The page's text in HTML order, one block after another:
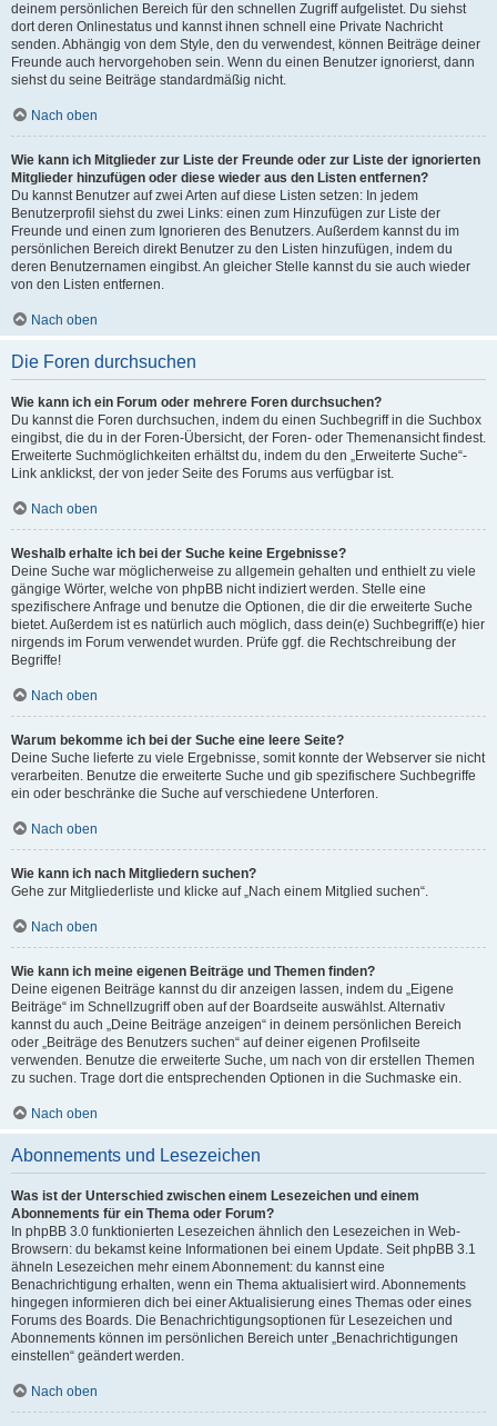
deinem persönlichen Bereich für den schnellen Zugriff aufgelistet. Du siehst
dort deren Onlinestatus und kannst ihnen schnell eine Private Nachricht
senden. Abhängig von dem Style, den du verwendest, können Beiträge deiner
Freunde auch hervorgehoben sein. Wenn du einen Benutzer ignorierst, dann
siehst du seine Beiträge standardmäßig nicht.
Nach oben
Wie kann ich Mitglieder zur Liste der Freunde oder zur Liste der ignorierten
Mitglieder hinzufügen oder diese wieder aus den Listen entfernen?
Du kannst Benutzer auf zwei Arten auf diese Listen setzen: In jedem
Benutzerprofil siehst du zwei Links: einen zum Hinzufügen zur Liste der
Freunde und einen zum Ignorieren des Benutzers. Außerdem kannst du im
persönlichen Bereich direkt Benutzer zu den Listen hinzufügen, indem du
deren Benutzernamen eingibst. An gleicher Stelle kannst du sie auch wieder
von den Listen entfernen.
Nach oben
Die Foren durchsuchen
Wie kann ich ein Forum oder mehrere Foren durchsuchen?
Du kannst die Foren durchsuchen, indem du einen Suchbegriff in die Suchbox
eingibst, die du in der Foren-Übersicht, der Foren- oder Themenansicht findest.
Erweiterte Suchmöglichkeiten erhältst du, indem du den „Erweiterte Suche“-
Link anklickst, der von jeder Seite des Forums aus verfügbar ist.
Nach oben
Weshalb erhalte ich bei der Suche keine Ergebnisse?
Deine Suche war möglicherweise zu allgemein gehalten und enthielt zu viele
gängige Wörter, welche von phpBB nicht indiziert werden. Stelle eine
spezifischere Anfrage und benutze die Optionen, die dir die erweiterte Suche
bietet. Außerdem ist es natürlich auch möglich, dass dein(e) Suchbegriff(e) hier
nirgends im Forum verwendet wurden. Prüfe ggf. die Rechtschreibung der
Begriffe!
Nach oben
Warum bekomme ich bei der Suche eine leere Seite?
Deine Suche lieferte zu viele Ergebnisse, somit konnte der Webserver sie nicht
verarbeiten. Benutze die erweiterte Suche und gib spezifischere Suchbegriffe
ein oder beschränke die Suche auf verschiedene Unterforen.
Nach oben
Wie kann ich nach Mitgliedern suchen?
Gehe zur Mitgliederliste und klicke auf „Nach einem Mitglied suchen“.
Nach oben
Wie kann ich meine eigenen Beiträge und Themen finden?
Deine eigenen Beiträge kannst du dir anzeigen lassen, indem du „Eigene
Beiträge“ im Schnellzugriff oben auf der Boardseite auswählst. Alternativ
kannst du auch „Deine Beiträge anzeigen“ in deinem persönlichen Bereich
oder „Beiträge des Benutzers suchen“ auf deiner eigenen Profilseite
verwenden. Benutze die erweiterte Suche, um nach von dir erstellen Themen
zu suchen. Trage dort die entsprechenden Optionen in die Suchmaske ein.
Nach oben
Abonnements und Lesezeichen
Was ist der Unterschied zwischen einem Lesezeichen und einem
Abonnements für ein Thema oder Forum?
In phpBB 3.0 funktionierten Lesezeichen ähnlich den Lesezeichen in Web-
Browsern: du bekamst keine Informationen bei einem Update. Seit phpBB 3.1
ähneln Lesezeichen mehr einem Abonnement: du kannst eine
Benachrichtigung erhalten, wenn ein Thema aktualisiert wird. Abonnements
hingegen informieren dich bei einer Aktualisierung eines Themas oder eines
Forums des Boards. Die Benachrichtigungsoptionen für Lesezeichen und
Abonnements können im persönlichen Bereich unter „Benachrichtigungen
einstellen“ geändert werden.
Nach oben